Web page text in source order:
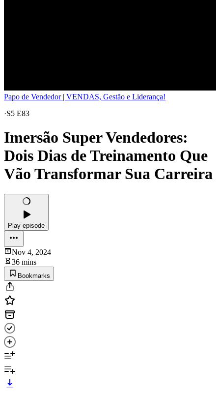
Papo de Vendedor | VENDAS, Gestão e Liderança!
·S5 E83
Imersão Super Vendedores:
Dois Dias de Treinamento Que
Vão Transformar Sua Carreira
Play episode
Nov 4, 2024
36 mins
Bookmarks